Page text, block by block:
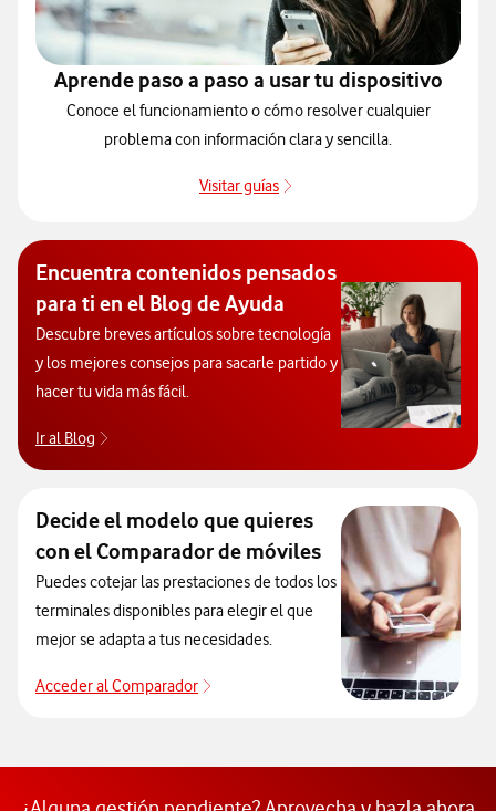
Aprende paso a paso a usar tu dispositivo
Conoce el funcionamiento o cómo resolver cualquier
problema con información clara y sencilla.
Visitar guías
Encuentra contenidos pensados
para ti en el Blog de Ayuda
Descubre breves artículos sobre tecnología
y los mejores consejos para sacarle partido y
hacer tu vida más fácil.
Ir al Blog
Decide el modelo que quieres
con el Comparador de móviles
Puedes cotejar las prestaciones de todos los
terminales disponibles para elegir el que
mejor se adapta a tus necesidades.
Acceder al Comparador
Acceder al Comparador